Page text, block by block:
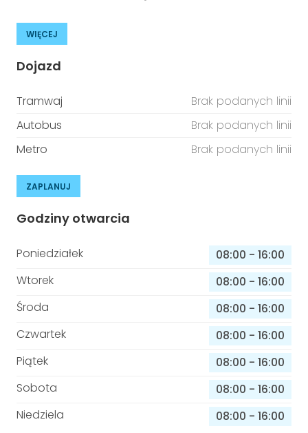
WIĘCEJ
Dojazd
Tramwaj
Brak podanych linii
Autobus
Brak podanych linii
Metro
Brak podanych linii
ZAPLANUJ
Godziny otwarcia
Poniedziałek 08:00 - 16:00
Wtorek
08:00 - 16:00
Środa
08:00 - 16:00
Czwartek
08:00 - 16:00
Piątek
08:00 - 16:00
Sobota
08:00 - 16:00
Niedziela
08:00 - 16:00